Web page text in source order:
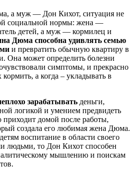
а муж — Дон Кихот, ситуация не
социальной нормы: жена —
детей, а муж — кормилец и
Дюма способна удивлять семью
и превратить обычную квартиру в
Она может определить болезни
симптомы, и прекрасно
кормить, а когда – укладывать в
зарабатывать деньги,
логикой и умением предвидеть
домой после работы,
создала его любимая жена Дюма.
воспитание в области своего
людьми, то Дон Кихот способен
мышлению и поискам